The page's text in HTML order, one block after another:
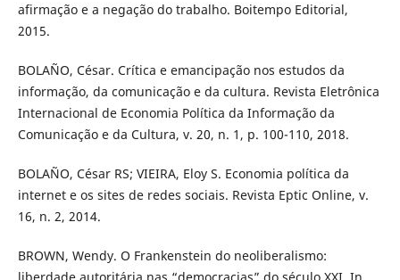
afirmação e a negação do trabalho. Boitempo Editorial,
2015.
BOLAÑO, César. Crítica e emancipação nos estudos da
informação, da comunicação e da cultura. Revista Eletrônica
Internacional de Economia Política da Informação da
Comunicação e da Cultura, v. 20, n. 1, p. 100-110, 2018.
BOLAÑO, César RS; VIEIRA, Eloy S. Economia política da
internet e os sites de redes sociais. Revista Eptic Online, v.
16, n. 2, 2014.
BROWN, Wendy. O Frankenstein do neoliberalismo: